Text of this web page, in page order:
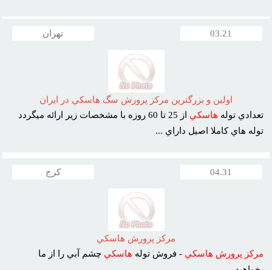
03.21 تهران
اولين و بزرگترين مرکز پرورش سگ هاسکي در ايران
تعدادي توله هاسکي
از 25 تا 60 روزه با مشخصات زير ارائه ميگردد
توله هاي کاملا اصيل داراي ...
04.31 کرج
مرکز پرورش هاسکي
مرکز پرورش هاسکي - فروش توله هاسکي چشم آبي را از ما